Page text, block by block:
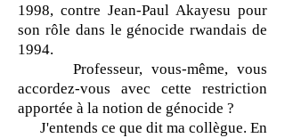
1998, contre Jean-Paul Akayesu pour
son rôle dans le génocide rwandais de
1994.
Professeur, vous-même, vous
accordez-vous avec cette restriction
apportée à la notion de génocide ?
J'entends ce que dit ma collègue. En